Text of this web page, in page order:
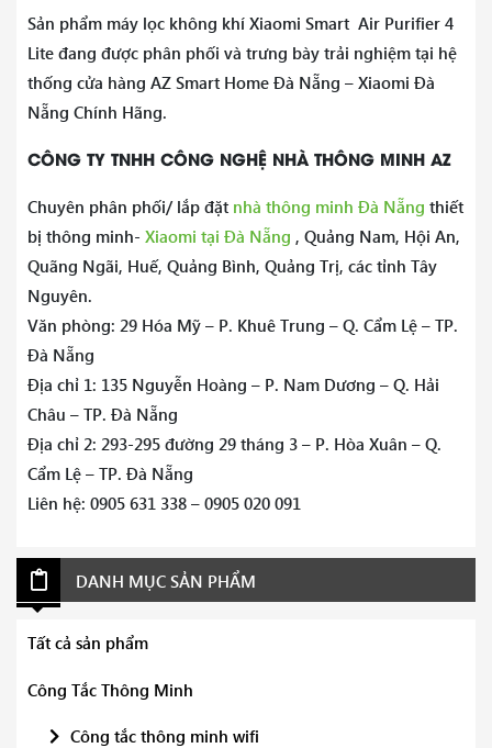
Sản phẩm máy lọc không khí Xiaomi Smart Air Purifier 4
Lite đang được phân phối và trưng bày trải nghiệm tại hệ
thống cửa hàng AZ Smart Home Đà Nẵng – Xiaomi Đà
Nẵng Chính Hãng.
CÔNG TY TNHH CÔNG NGHỆ NHÀ THÔNG MINH AZ
Chuyên phân phối/ lắp đặt nhà thông minh Đà Nẵng thiết
bị thông minh- Xiaomi tại Đà Nẵng , Quảng Nam, Hội An,
Quãng Ngãi, Huế, Quảng Bình, Quảng Trị, các tỉnh Tây
Nguyên.
Văn phòng: 29 Hóa Mỹ – P. Khuê Trung – Q. Cẩm Lệ – TP.
Đà Nẵng
Địa chỉ 1: 135 Nguyễn Hoàng – P. Nam Dương – Q. Hải
Châu – TP. Đà Nẵng
Địa chỉ 2: 293-295 đường 29 tháng 3 – P. Hòa Xuân – Q.
Cẩm Lệ – TP. Đà Nẵng
Liên hệ: 0905 631 338 – 0905 020 091
DANH MỤC SẢN PHẨM
Tất cả sản phẩm
Công Tắc Thông Minh
Công tắc thông minh wifi